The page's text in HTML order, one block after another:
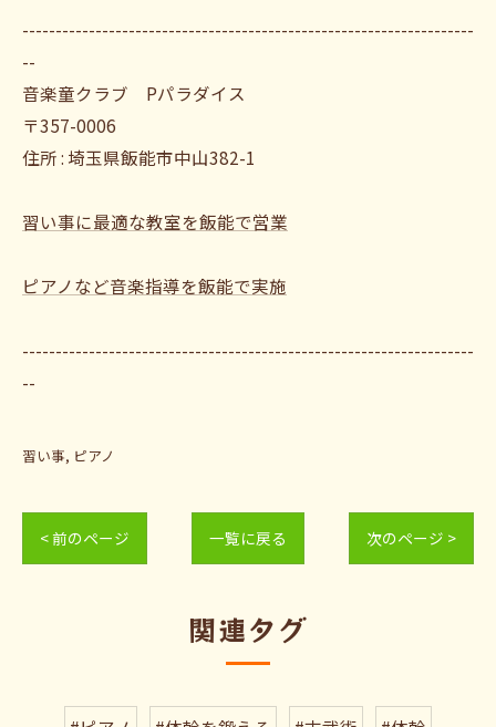
--------------------------------------------------------------------
--
音楽童クラブ Pパラダイス
〒357-0006
住所 : 埼玉県飯能市中山382-1
習い事に最適な教室を飯能で営業
ピアノなど音楽指導を飯能で実施
--------------------------------------------------------------------
--
習い事 ピアノ
< 前のページ 一覧に戻る 次のページ >
関連タグ